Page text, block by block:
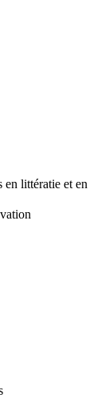
en littératie et en